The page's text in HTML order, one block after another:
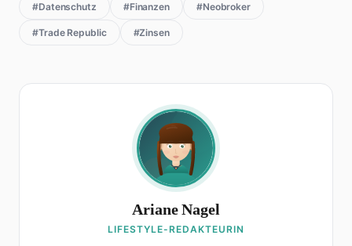
#Datenschutz #Finanzen #Neobroker
#Trade Republic #Zinsen
Ariane Nagel
LIFESTYLE-REDAKTEURIN